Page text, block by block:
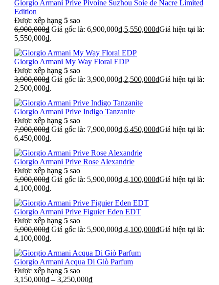
Giorgio Armani Prive Pivoine Suzhou Soie de Nacre Limited
Edition
Được xếp hạng 5 sao
6,900,000₫ Giá gốc là: 6,900,000₫.5,550,000₫Giá hiện tại là:
5,550,000₫.
Giorgio Armani My Way Floral EDP
Được xếp hạng 5 sao
3,900,000₫ Giá gốc là: 3,900,000₫.2,500,000₫Giá hiện tại là:
2,500,000₫.
Giorgio Armani Prive Indigo Tanzanite
Được xếp hạng 5 sao
7,900,000₫ Giá gốc là: 7,900,000₫.6,450,000₫Giá hiện tại là:
6,450,000₫.
Giorgio Armani Prive Rose Alexandrie
Được xếp hạng 5 sao
5,900,000₫ Giá gốc là: 5,900,000₫.4,100,000₫Giá hiện tại là:
4,100,000₫.
Giorgio Armani Prive Figuier Eden EDT
Được xếp hạng 5 sao
5,900,000₫ Giá gốc là: 5,900,000₫.4,100,000₫Giá hiện tại là:
4,100,000₫.
Giorgio Armani Acqua Di Giò Parfum
Được xếp hạng 5 sao
3,150,000₫ – 3,250,000₫